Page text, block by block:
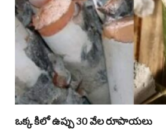
ఒక్క కిలో ఉప్పు 30 వేల రూపాయలు